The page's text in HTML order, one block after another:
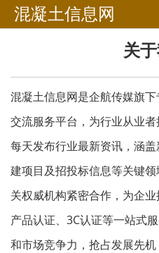
混凝土信息网
关
混凝土信息网是企航传媒旗
交流服务平台，为行业从业
每天发布行业最新资讯，涵
建项目及招投标信息等关键
关权威机构紧密合作，为企
产品认证、3C认证等一站式
和市场竞争力，抢占发展先机